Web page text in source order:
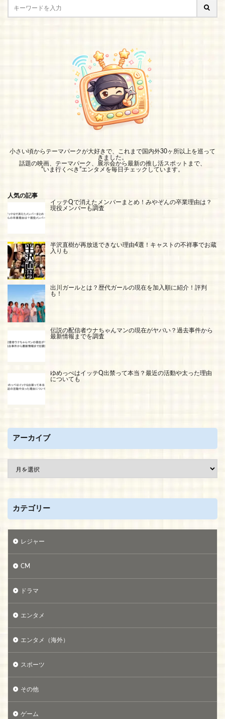
小さい頃からテーマパークが大好きで、これまで国内外30ヶ所以上を巡って
きました。
話題の映画、テーマパーク、展示会から最新の推し活スポットまで、
“いま行くべき”エンタメを毎日チェックしています。
人気の記事
イッテQで消えたメンバーまとめ！みやぞんの卒業理由は？
現役メンバーも調査
半沢直樹が再放送できない理由4選！キャストの不祥事でお蔵
入りも
出川ガールとは？歴代ガールの現在を加入順に紹介！評判
も！
伝説の配信者ウナちゃんマンの現在がヤバい？過去事件から
最新情報までを調査
ゆめっぺはイッテQ出禁って本当？最近の活動や太った理由
についても
アーカイブ
カテゴリー
レジャー
CM
ドラマ
エンタメ
エンタメ（海外）
スポーツ
その他
ゲーム